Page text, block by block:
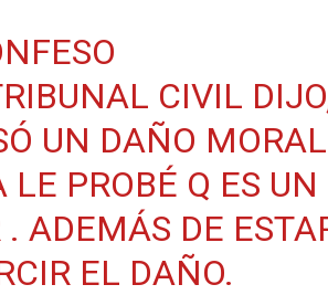
CIVIL
UN DAÑO
LE PROBÉ Q ES UN
ADEMÁS DE
EL DAÑO.